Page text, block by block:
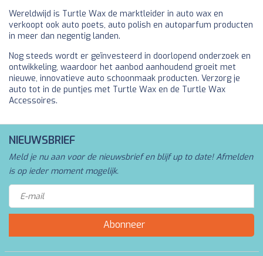
Wereldwijd is Turtle Wax de marktleider in auto wax en
verkoopt ook auto poets, auto polish en autoparfum producten
in meer dan negentig landen.
Nog steeds wordt er geïnvesteerd in doorlopend onderzoek en
ontwikkeling, waardoor het aanbod aanhoudend groeit met
nieuwe, innovatieve auto schoonmaak producten. Verzorg je
auto tot in de puntjes met Turtle Wax en de Turtle Wax
Accessoires.
NIEUWSBRIEF
Meld je nu aan voor de nieuwsbrief en blijf up to date! Afmelden
is op ieder moment mogelijk.
Abonneer